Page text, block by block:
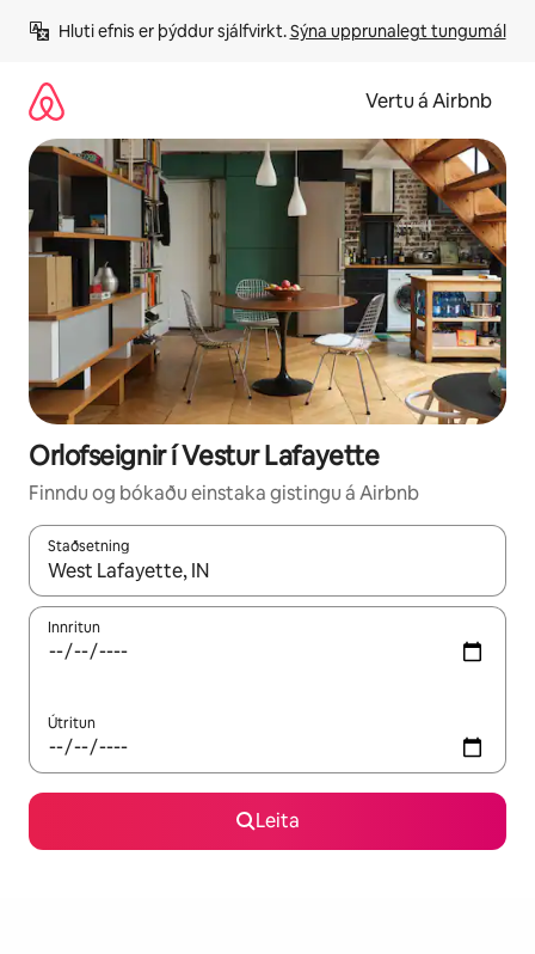
beint
Hluti efnis er þýddur sjálfvirkt. Sýna upprunalegt tungumál
Vertu á Airbnb
Orlofseignir í Vestur Lafayette
Finndu og bókaðu einstaka gistingu á Airbnb
Staðsetning
Þegar niðurstöður liggja fyrir skaltu nota upp og niður
Innritun
Útritun
Leita